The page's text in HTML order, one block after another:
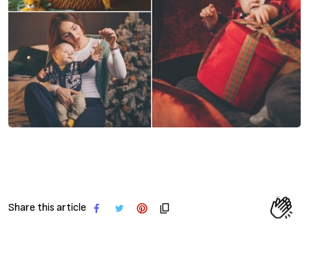
Share this article